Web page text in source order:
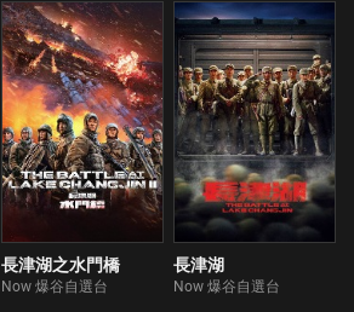
長津湖之水門橋
Now 爆谷自選台
長津湖
Now 爆谷自選台